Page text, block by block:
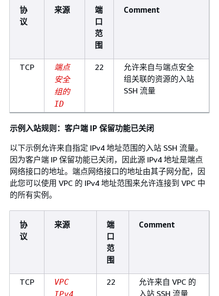
协
议
来源
端
口
范
围
Comment
TCP
端点
安全
组的
ID
22
允许来自与端点安全
组关联的资源的入站
SSH 流量
示例入站规则：客户端 IP 保留功能已关闭
以下示例允许来自指定 IPv4 地址范围的入站 SSH 流量。
因为客户端 IP 保留功能已关闭，因此源 IPv4 地址是端点
网络接口的地址。端点网络接口的地址由其子网分配，因
此您可以使用 VPC 的 IPv4 地址范围来允许连接到 VPC 中
的所有实例。
协
议
来源
端
口
范
围
Comment
TCP
VPC
22
允许来自 VPC 的
入站 SSH 流量